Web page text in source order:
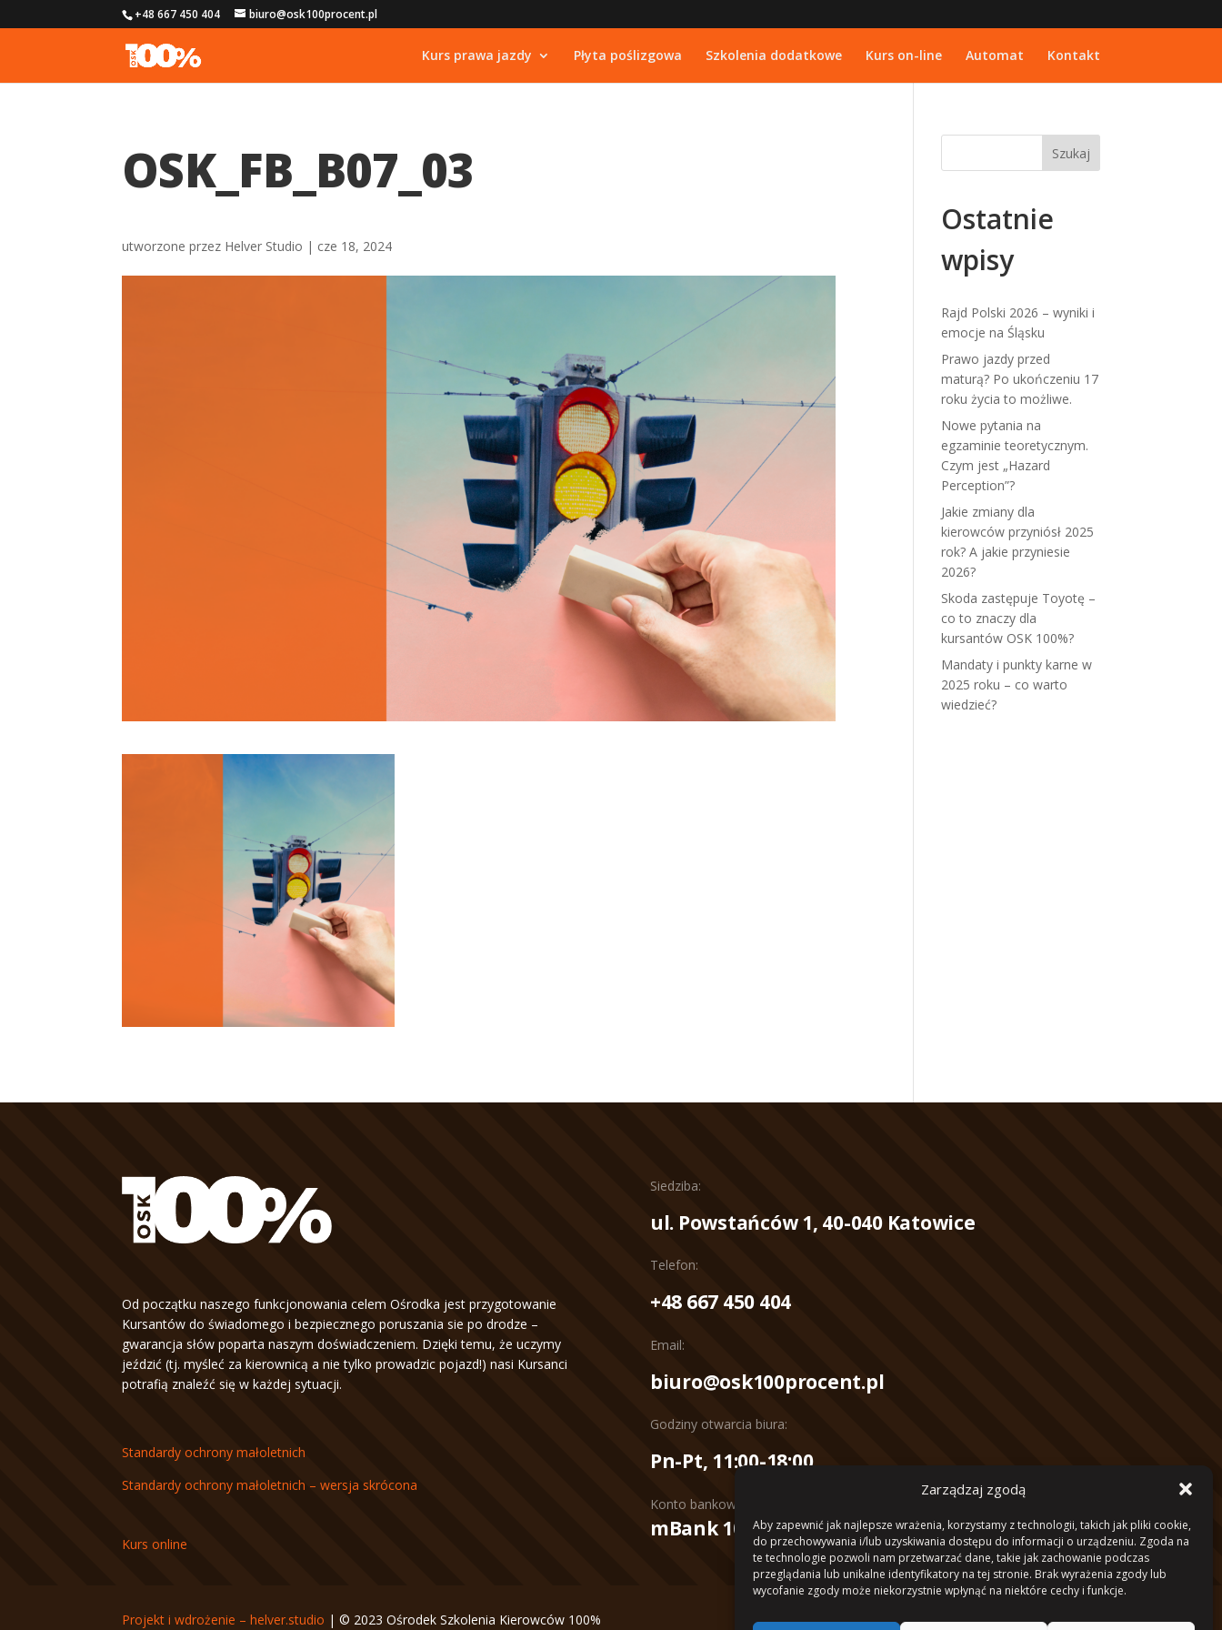
Zarządzaj zgodą
Aby zapewnić jak najlepsze wrażenia, korzystamy z technologii, takich jak pliki cookie,
do przechowywania i/lub uzyskiwania dostępu do informacji o urządzeniu. Zgoda na
te technologie pozwoli nam przetwarzać dane, takie jak zachowanie podczas
przeglądania lub unikalne identyfikatory na tej stronie. Brak wyrażenia zgody lub
wycofanie zgody może niekorzystnie wpłynąć na niektóre cechy i funkcje.
+48 667 450 404 biuro@osk100procent.pl
Kurs prawa jazdy Płyta poślizgowa Szkolenia dodatkowe Kurs on-line Automat Kontakt
OSK_FB_B07_03
utworzone przez Helver Studio | cze 18, 2024
Ostatnie
wpisy
Rajd Polski 2026 – wyniki i
emocje na Śląsku
Prawo jazdy przed
maturą? Po ukończeniu 17
roku życia to możliwe.
Nowe pytania na
egzaminie teoretycznym.
Czym jest „Hazard
Perception”?
Jakie zmiany dla
kierowców przyniósł 2025
rok? A jakie przyniesie
2026?
Skoda zastępuje Toyotę –
co to znaczy dla
kursantów OSK 100%?
Mandaty i punkty karne w
2025 roku – co warto
wiedzieć?
Od początku naszego funkcjonowania celem Ośrodka jest przygotowanie
Kursantów do świadomego i bezpiecznego poruszania sie po drodze –
gwarancja słów poparta naszym doświadczeniem. Dzięki temu, że uczymy
jeździć (tj. myśleć za kierownicą a nie tylko prowadzic pojazd!) nasi Kursanci
potrafią znaleźć się w każdej sytuacji.
Standardy ochrony małoletnich
Standardy ochrony małoletnich – wersja skrócona
Kurs online
Siedziba:
ul. Powstańców 1, 40-040 Katowice
Telefon:
+48 667 450 404
Email:
biuro@osk100procent.pl
Godziny otwarcia biura:
Pn-Pt, 11:00-18:00
Konto bankowe:
mBank 10 1140 2017 0000 4102 1053 4040
Projekt i wdrożenie – helver.studio | © 2023 Ośrodek Szkolenia Kierowców 100%